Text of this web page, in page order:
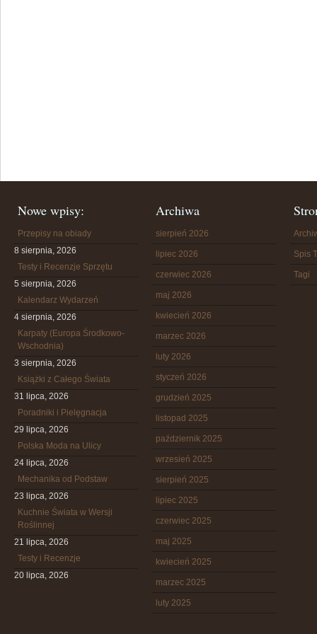
Nowe wpisy:
Przepisy na obiady
8 sierpnia, 2026
Testy i Recenzje Sprzętu
5 sierpnia, 2026
Kalendarz Wydarzeń
4 sierpnia, 2026
Karpaty (Europa Środkowo-
Wschodnia)
3 sierpnia, 2026
Książki z Całego Świata
31 lipca, 2026
Poradniki i Pielęgnacja
29 lipca, 2026
Polska Moda na Ulicy
24 lipca, 2026
Mechanika od Podstaw
23 lipca, 2026
Kuchnie Świata w Wersji
Roślinnej
21 lipca, 2026
Testy i Recenzje
20 lipca, 2026
Archiwa
sierpień 2026
lipiec 2026
czerwiec 2026
maj 2026
kwiecień 2026
marzec 2026
luty 2026
styczeń 2026
grudzień 2025
listopad 2025
październik 2025
wrzesień 2025
sierpień 2025
lipiec 2025
czerwiec 2025
maj 2025
kwiecień 2025
marzec 2025
luty 2025
Spis
Tagi